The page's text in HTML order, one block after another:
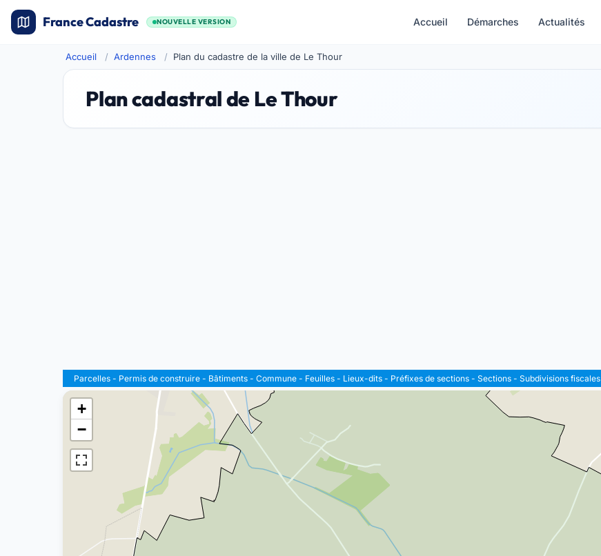
France Cadastre NOUVELLE VERSION Accueil Démarches Actualités
Accueil Ardennes Plan du cadastre de la ville de Le Thour
Plan cadastral de Le Thour
Parcelles - Permis de construire - Bâtiments -Commune - Feuilles - Lieux-dits - Préfixes de sections -Sections -Subdivisions fiscales
+
−